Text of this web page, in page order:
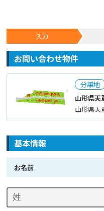
入力
お問い合わせ物件
分譲地
山形県天
山形県天
基本情報
お名前